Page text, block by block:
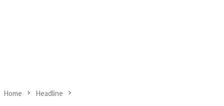
Home Headline